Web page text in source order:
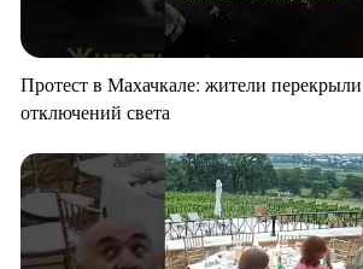
Протест в Махачкале: жители перекрыли
отключений света